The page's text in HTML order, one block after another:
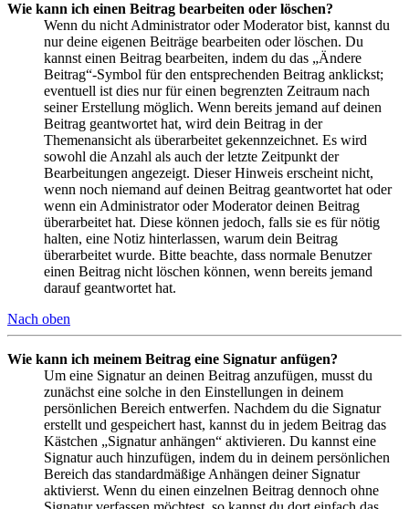
Wie kann ich einen Beitrag bearbeiten oder löschen?
Wenn du nicht Administrator oder Moderator bist, kannst du
nur deine eigenen Beiträge bearbeiten oder löschen. Du
kannst einen Beitrag bearbeiten, indem du das „Ändere
Beitrag“-Symbol für den entsprechenden Beitrag anklickst;
eventuell ist dies nur für einen begrenzten Zeitraum nach
seiner Erstellung möglich. Wenn bereits jemand auf deinen
Beitrag geantwortet hat, wird dein Beitrag in der
Themenansicht als überarbeitet gekennzeichnet. Es wird
sowohl die Anzahl als auch der letzte Zeitpunkt der
Bearbeitungen angezeigt. Dieser Hinweis erscheint nicht,
wenn noch niemand auf deinen Beitrag geantwortet hat oder
wenn ein Administrator oder Moderator deinen Beitrag
überarbeitet hat. Diese können jedoch, falls sie es für nötig
halten, eine Notiz hinterlassen, warum dein Beitrag
überarbeitet wurde. Bitte beachte, dass normale Benutzer
einen Beitrag nicht löschen können, wenn bereits jemand
darauf geantwortet hat.
Nach oben
Wie kann ich meinem Beitrag eine Signatur anfügen?
Um eine Signatur an deinen Beitrag anzufügen, musst du
zunächst eine solche in den Einstellungen in deinem
persönlichen Bereich entwerfen. Nachdem du die Signatur
erstellt und gespeichert hast, kannst du in jedem Beitrag das
Kästchen „Signatur anhängen“ aktivieren. Du kannst eine
Signatur auch hinzufügen, indem du in deinem persönlichen
Bereich das standardmäßige Anhängen deiner Signatur
aktivierst. Wenn du einen einzelnen Beitrag dennoch ohne